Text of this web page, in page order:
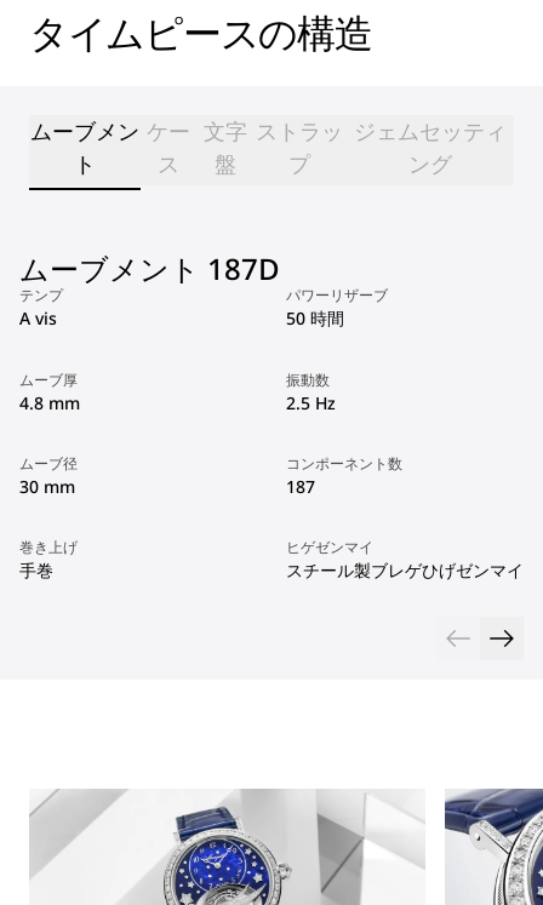
タイムピースの構造
ムーブメン
ト
ケー
ス
文字
盤
ストラッ
プ
ジェムセッティ
ング
ムーブメント 187D
テンプ
A vis
パワーリザーブ
50 時間
ムーブ厚
4.8 mm
振動数
2.5 Hz
ムーブ径
30 mm
コンポーネント数
187
巻き上げ
手巻
ヒゲゼンマイ
スチール製ブレゲひげゼンマイ